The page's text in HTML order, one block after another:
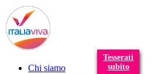
Tesserati
subito
Chi siamo